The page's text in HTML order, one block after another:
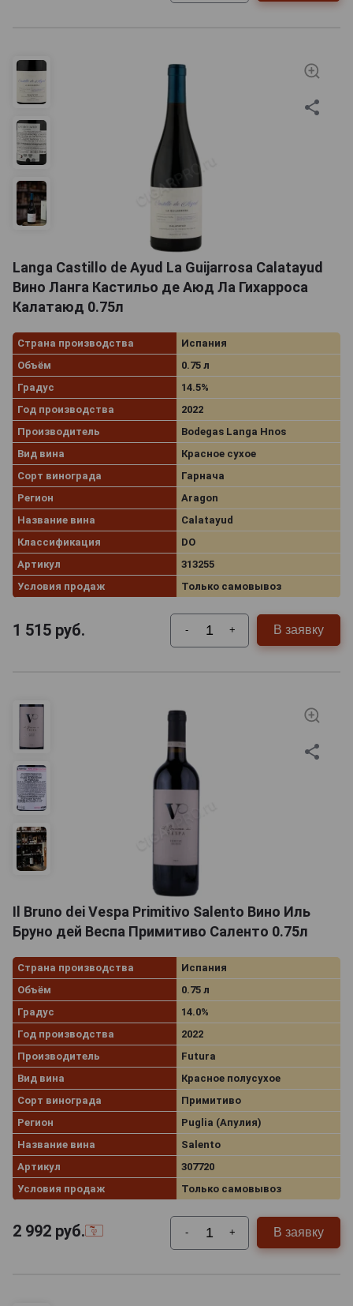
Langa Castillo de Ayud La Guijarrosa Calatayud
Вино Ланга Кастильо де Аюд Ла Гихарроса
Калатаюд 0.75л
Страна производства
Испания
Объём
0.75 л
Градус
14.5%
Год производства
2022
Производитель
Bodegas Langa Hnos
Вид вина
Красное сухое
Сорт винограда
Гарнача
Регион
Aragon
Название вина
Calatayud
Классификация
DO
Артикул
313255
Условия продаж
Только самовывоз
1 515 руб. - + В заявку
Il Bruno dei Vespa Primitivo Salento Вино Иль
Бруно дей Веспа Примитиво Саленто 0.75л
Страна производства
Испания
Объём
0.75 л
Градус
14.0%
Год производства
2022
Производитель
Futura
Вид вина
Красное полусухое
Сорт винограда
Примитиво
Регион
Puglia (Апулия)
Название вина
Salento
Артикул
307720
Условия продаж
Только самовывоз
2 992 руб. - + В заявку